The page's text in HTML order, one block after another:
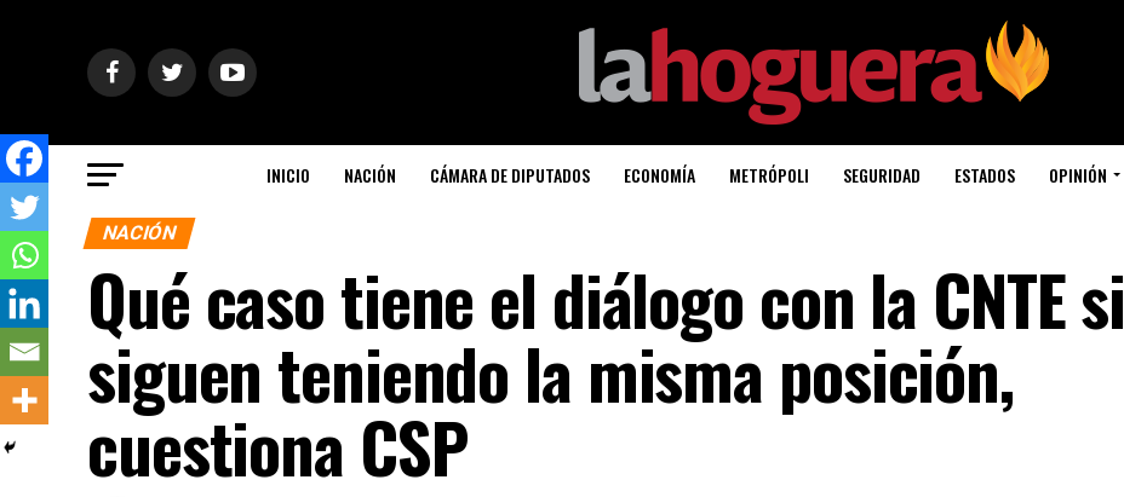
INICIO NACIÓN CÁMARA DE DIPUTADOS ECONOMÍA METRÓPOLI SEGURIDAD ESTADOS OPINIÓN
NACIÓN
Qué caso tiene el diálogo con la CNTE si
siguen teniendo la misma posición,
cuestiona CSP